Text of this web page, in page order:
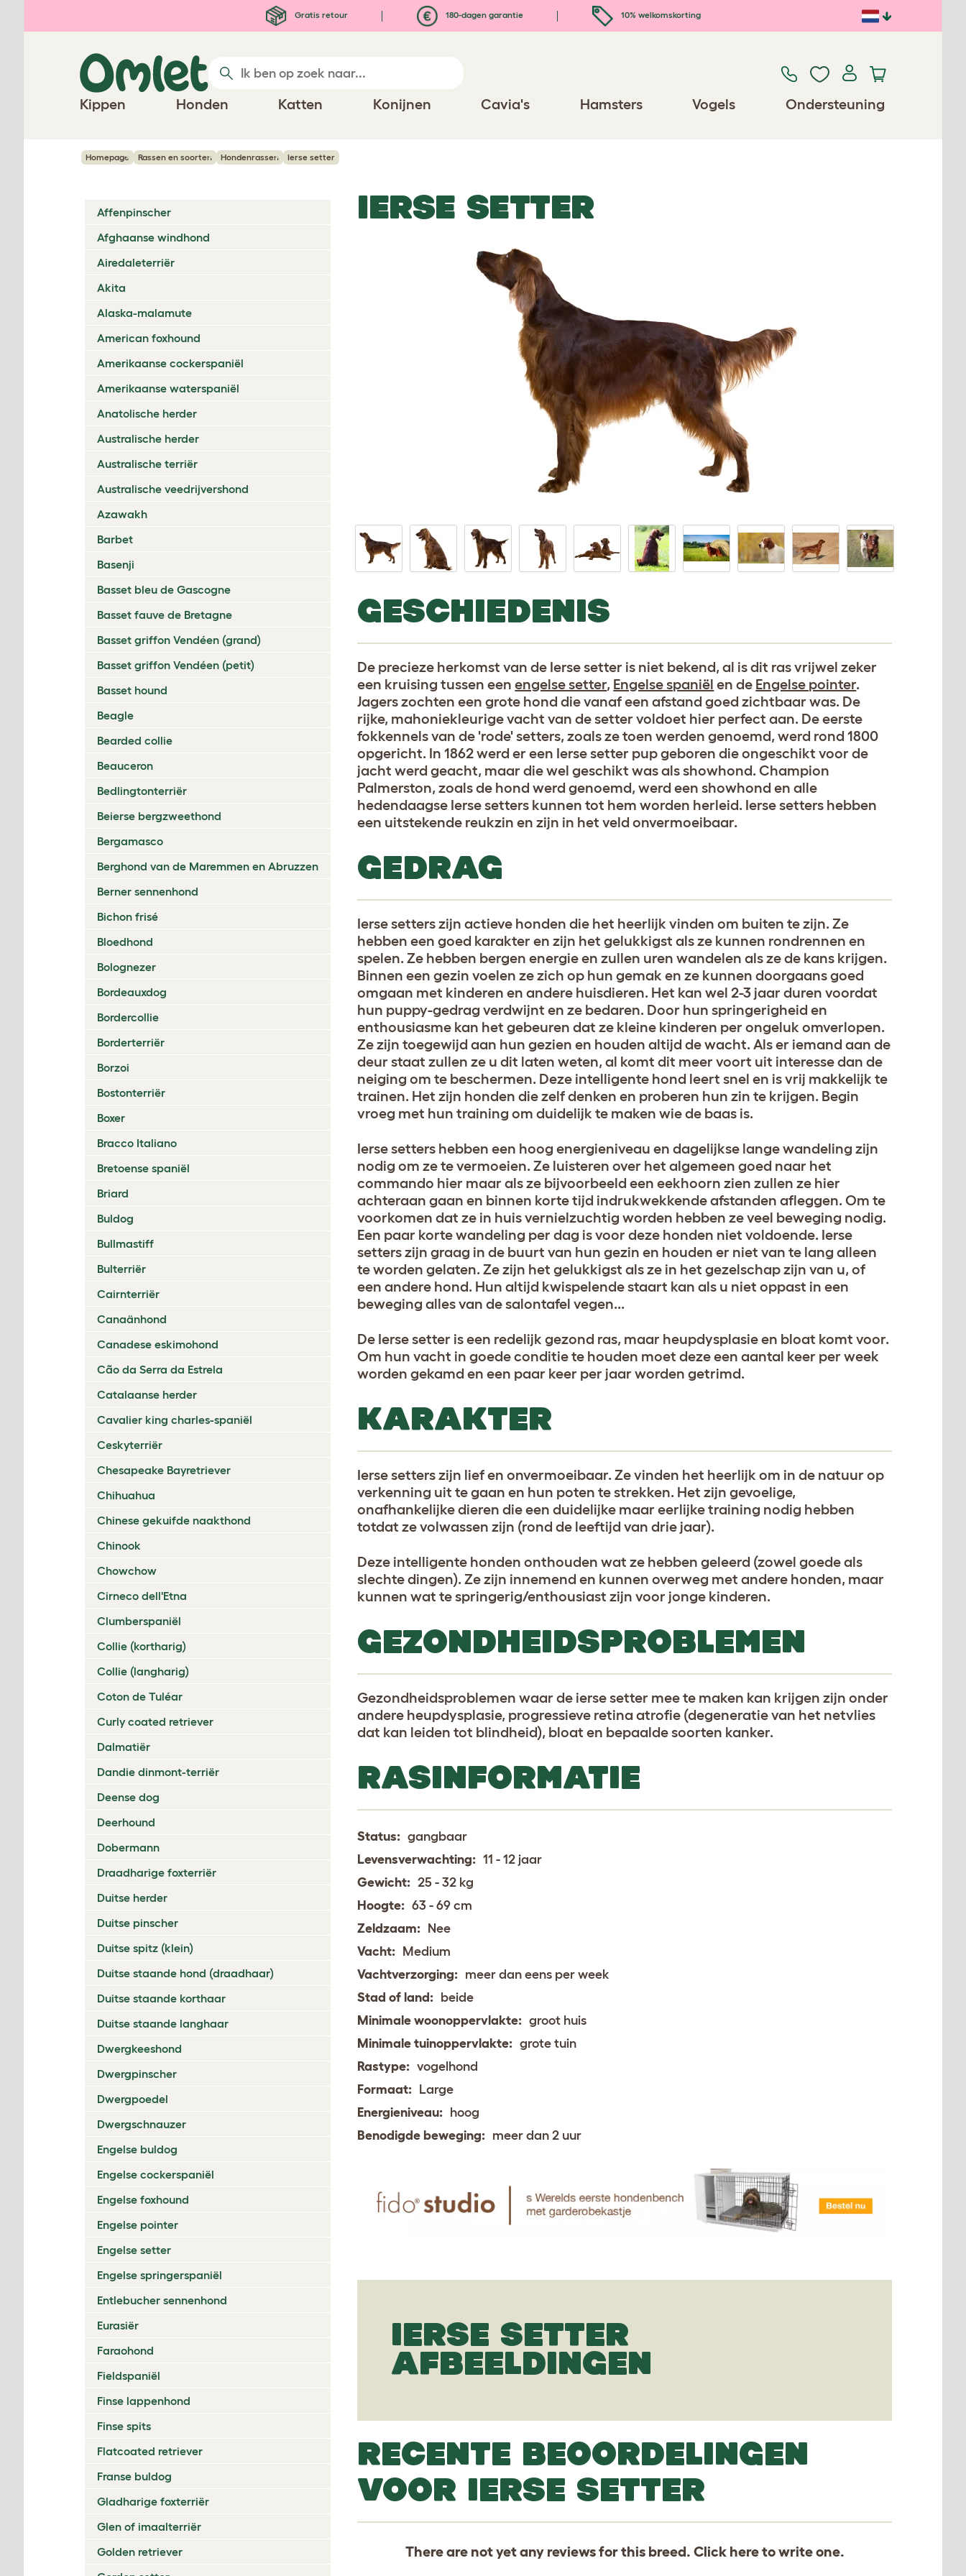
Gratis retour 180-dagen garantie 10% welkomskorting
Kippen Honden Katten Konijnen Cavia's Hamsters Vogels Ondersteuning
Homepage Rassen en soorten Hondenrassen Ierse setter
Affenpinscher
Afghaanse windhond
Airedaleterriër
Akita
Alaska-malamute
American foxhound
Amerikaanse cockerspaniël
Amerikaanse waterspaniël
Anatolische herder
Australische herder
Australische terriër
Australische veedrijvershond
Azawakh
Barbet
Basenji
Basset bleu de Gascogne
Basset fauve de Bretagne
Basset griffon Vendéen (grand)
Basset griffon Vendéen (petit)
Basset hound
Beagle
Bearded collie
Beauceron
Bedlingtonterriër
Beierse bergzweethond
Bergamasco
Berghond van de Maremmen en Abruzzen
Berner sennenhond
Bichon frisé
Bloedhond
Bolognezer
Bordeauxdog
Bordercollie
Borderterriër
Borzoi
Bostonterriër
Boxer
Bracco Italiano
Bretoense spaniël
Briard
Buldog
Bullmastiff
Bulterriër
Cairnterriër
Canaänhond
Canadese eskimohond
Cão da Serra da Estrela
Catalaanse herder
Cavalier king charles-spaniël
Ceskyterriër
Chesapeake Bayretriever
Chihuahua
Chinese gekuifde naakthond
Chinook
Chowchow
Cirneco dell'Etna
Clumberspaniël
Collie (kortharig)
Collie (langharig)
Coton de Tuléar
Curly coated retriever
Dalmatiër
Dandie dinmont-terriër
Deense dog
Deerhound
Dobermann
Draadharige foxterriër
Duitse herder
Duitse pinscher
Duitse spitz (klein)
Duitse staande hond (draadhaar)
Duitse staande korthaar
Duitse staande langhaar
Dwergkeeshond
Dwergpinscher
Dwergpoedel
Dwergschnauzer
Engelse buldog
Engelse cockerspaniël
Engelse foxhound
Engelse pointer
Engelse setter
Engelse springerspaniël
Entlebucher sennenhond
Eurasiër
Faraohond
Fieldspaniël
Finse lappenhond
Finse spits
Flatcoated retriever
Franse buldog
Gladharige foxterriër
Glen of imaalterriër
Golden retriever
IERSE SETTER
GESCHIEDENIS
De precieze herkomst van de Ierse setter is niet bekend, al is dit ras vrijwel zeker
een kruising tussen eenengelse setter, Engelse spaniël en de Engelse pointer.
Jagers zochten een grote hond die vanaf een afstand goed zichtbaar was. De
rijke, mahoniekleurige vacht van de setter voldoet hier perfect aan. De eerste
fokkennels van de 'rode' setters, zoals ze toen werden genoemd, werd rond 1800
opgericht. In 1862 werd er een Ierse setter pup geboren die ongeschikt voor de
jacht werd geacht, maar die wel geschikt was als showhond. Champion
Palmerston, zoals de hond werd genoemd, werd een showhond en alle
hedendaagse Ierse setters kunnen tot hem worden herleid. Ierse setters hebben
een uitstekende reukzin en zijn in het veld onvermoeibaar.
GEDRAG
Ierse setters zijn actieve honden die het heerlijk vinden om buiten te zijn. Ze
hebben een goed karakter en zijn het gelukkigst als ze kunnen rondrennen en
spelen. Ze hebben bergen energie en zullen uren wandelen als ze de kans krijgen.
Binnen een gezin voelen ze zich op hun gemak en ze kunnen doorgaans goed
omgaan met kinderen en andere huisdieren. Het kan wel 2-3 jaar duren voordat
hun puppy-gedrag verdwijnt en ze bedaren. Door hun springerigheid en
enthousiasme kan het gebeuren dat ze kleine kinderen per ongeluk omverlopen.
Ze zijn toegewijd aan hun gezien en houden altijd de wacht. Als er iemand aan de
deur staat zullen ze u dit laten weten, al komt dit meer voort uit interesse dan de
neiging om te beschermen. Deze intelligente hond leert snel en is vrij makkelijk te
trainen. Het zijn honden die zelf denken en proberen hun zin te krijgen. Begin
vroeg met hun training om duidelijk te maken wie de baas is.
Ierse setters hebben een hoog energieniveau en dagelijkse lange wandeling zijn
nodig om ze te vermoeien. Ze luisteren over het algemeen goed naar het
commando hier maar als ze bijvoorbeeld een eekhoorn zien zullen ze hier
achteraan gaan en binnen korte tijd indrukwekkende afstanden afleggen. Om te
voorkomen dat ze in huis vernielzuchtig worden hebben ze veel beweging nodig.
Een paar korte wandeling per dag is voor deze honden niet voldoende. Ierse
setters zijn graag in de buurt van hun gezin en houden er niet van te lang alleen
te worden gelaten. Ze zijn het gelukkigst als ze in het gezelschap zijn van u, of
een andere hond. Hun altijd kwispelende staart kan als u niet oppast in een
beweging alles van de salontafel vegen...
De Ierse setter is een redelijk gezond ras, maar heupdysplasie en bloat komt voor.
Om hun vacht in goede conditie te houden moet deze een aantal keer per week
worden gekamd en een paar keer per jaar worden getrimd.
KARAKTER
Ierse setters zijn lief en onvermoeibaar. Ze vinden het heerlijk om in de natuur op
verkenning uit te gaan en hun poten te strekken. Het zijn gevoelige,
onafhankelijke dieren die een duidelijke maar eerlijke training nodig hebben
totdat ze volwassen zijn (rond de leeftijd van drie jaar).
Deze intelligente honden onthouden wat ze hebben geleerd (zowel goede als
slechte dingen). Ze zijn innemend en kunnen overweg met andere honden, maar
kunnen wat te springerig/enthousiast zijn voor jonge kinderen.
GEZONDHEIDSPROBLEMEN
Gezondheidsproblemen waar de ierse setter mee te maken kan krijgen zijn onder
andere heupdysplasie, progressieve retina atrofie (degeneratie van het netvlies
dat kan leiden tot blindheid), bloat en bepaalde soorten kanker.
RASINFORMATIE
Status: gangbaar
Levensverwachting: 11 - 12 jaar
Gewicht: 25 - 32 kg
Hoogte: 63 - 69 cm
Zeldzaam: Nee
Vacht: Medium
Vachtverzorging: meer dan eens per week
Stad of land: beide
Minimale woonoppervlakte: groot huis
Minimale tuinoppervlakte: grote tuin
Rastype: vogelhond
Formaat: Large
Energieniveau: hoog
Benodigde beweging: meer dan 2 uur
IERSE SETTER
AFBEELDINGEN
RECENTE BEOORDELINGEN
VOOR IERSE SETTER
There are not yet any reviews for this breed. Click hereto write one.